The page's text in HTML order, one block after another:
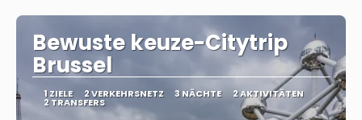
Bewuste keuze-Citytrip
Brussel
1 ZIELE 2 VERKEHRSNETZ 3 NÄCHTE 2 AKTIVITÄTEN
2 TRANSFERS